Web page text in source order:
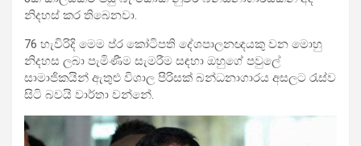
නිදහස් කර තිබෙනවා.
76 හැවිරිදි මෙම ප්ර කෝටිපති දේශපාලනඥයකු වන මොහු
නිදහස ලබා පැමිණීම සැමරීම සඳහා ඔහුගේ පවුලේ
සාමාජිකයින් ඇතුළු විශාල පිරිසක් බන්ධනාගාරය අසලට රැස්ව
සිටි බවයි වාර්තා වන්නේ.